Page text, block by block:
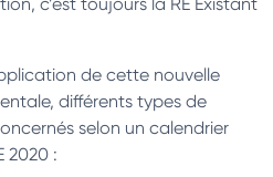
de cette nouvelle
différents types de
selon un calendrier
2020 :